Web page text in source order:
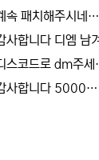
계속 패치해주시네요 감사합니다^^
디스코드로 dm주세
감사합니다 5000 포인트를 모울떄 까지 대기타야겟네요